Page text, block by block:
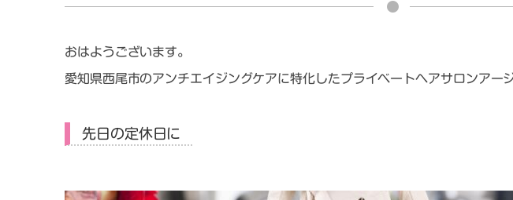
おはようございます。
愛知県西尾市のアンチエイジングケアに特化したプライベートヘアサロンアー
先日の定休日に